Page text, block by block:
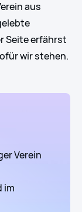
aus
Seite erfährst
wir stehen.
Verein
im